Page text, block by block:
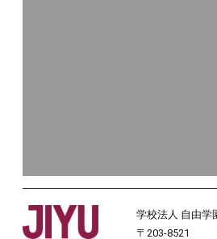
学校法人 自由
〒203-8521